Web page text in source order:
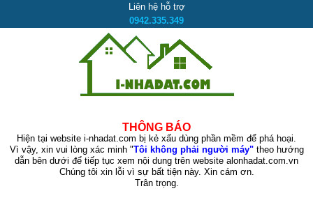
Liên hệ hỗ trợ
0942.335.349
THÔNG BÁO
Hiện tại website i-nhadat.com bị kẻ xấu dùng phần mềm để phá hoại.
Vì vậy, xin vui lòng xác minh "Tôi không phải người máy"theo hướng
dẫn bên dưới để tiếp tục xem nội dung trên website alonhadat.com.vn
Chúng tôi xin lỗi vì sự bất tiện này. Xin cám ơn.
Trân trọng.